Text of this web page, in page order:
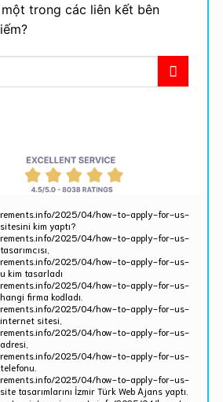
2025/04/how-to-apply-for-us-
kim yaptı?
2025/04/how-to-apply-for-us-
2025/04/how-to-apply-for-us-
kim tasarladı
2025/04/how-to-apply-for-us-
firma kodladı.
2025/04/how-to-apply-for-us-
sitesi,
2025/04/how-to-apply-for-us-
2025/04/how-to-apply-for-us-
2025/04/how-to-apply-for-us-
tasarımlarını İzmir Türk Web Ajans yaptı.